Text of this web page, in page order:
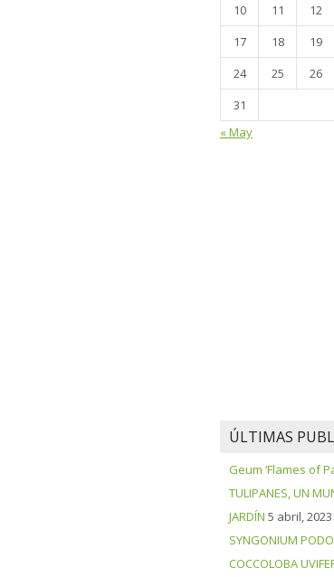
10
11 12
17
18 19
24
25 26
31
« May
ÚLTIMAS
Geum ‘Flames of
TULIPANES, UN
JARDÍN 5 abril, 2023
SYNGONIUM
COCCOLOBA